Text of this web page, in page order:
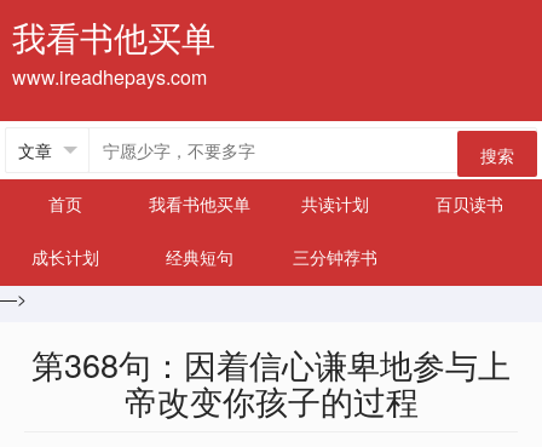
我看书他买单
www.ireadhepays.com
搜索
首页
我看书他买单 共读计划 百贝读书
成长计划 经典短句
三分钟荐书
—>
第368句：因着信心谦卑地参与上
帝改变你孩子的过程